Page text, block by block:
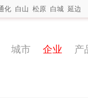
化 白山 松原 白城 延边
城市 企业 产